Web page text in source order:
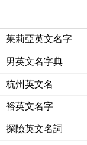
茱莉亞英文名字
男英文名字典
杭州英文名
裕英文名字
探險英文名詞